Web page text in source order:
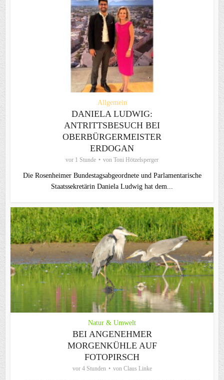
Allgemein
DANIELA LUDWIG:
ANTRITTSBESUCH BEI
OBERBÜRGERMEISTER
ERDOGAN
vor 1 Stunde von Toni Hötzelsperger
Die Rosenheimer Bundestagsabgeordnete und Parlamentarische
Staatssekretärin Daniela Ludwig hat dem...
Natur & Umwelt
BEI ANGENEHMER
MORGENKÜHLE AUF
FOTOPIRSCH
vor 4 Stunden von Claus Linke